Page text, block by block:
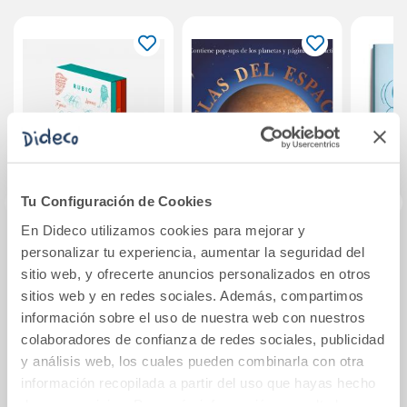
Tu Configuración de Cookies
En Dideco utilizamos cookies para mejorar y
personalizar tu experiencia, aumentar la seguridad del
sitio web, y ofrecerte anuncios personalizados en otros
sitios web y en redes sociales. Además, compartimos
información sobre el uso de nuestra web con nuestros
colaboradores de confianza de redes sociales, publicidad
y análisis web, los cuales pueden combinarla con otra
información recopilada a partir del uso que hayas hecho
Pack Caligrafía
Creativa 1, 2, y 3
Rubio
41,70€
Comprar
Atlas del espacio
24,00€
Comprar